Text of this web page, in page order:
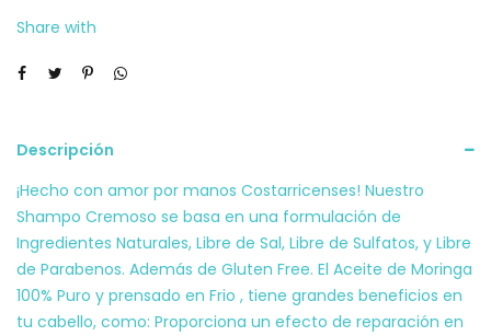
350
Share with
Descripción
¡Hecho con amor por manos Costarricenses! Nuestro
Shampo Cremoso se basa en una formulación de
Ingredientes Naturales, Libre de Sal, Libre de Sulfatos, y Libre
de Parabenos. Además de Gluten Free. El Aceite de Moringa
100% Puro y prensado en Frio , tiene grandes beneficios en
tu cabello, como: Proporciona un efecto de reparación en